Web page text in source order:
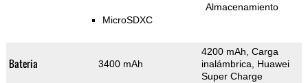
MicroSDXC
Almacenamiento
Bateria 3400 mAh
4200 mAh, Carga
inalámbrica, Huawei
Super Charge